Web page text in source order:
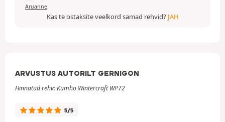
Aruanne
Kas te ostaksite veelkord samad rehvid? JAH
ARVUSTUS AUTORILT GERNIGON
Hinnatud rehv: Kumho Wintercraft WP72
5/5